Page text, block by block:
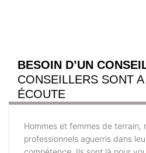
BESOIN D’UN
CONSEILLERS SONT
ÉCOUTE
Hommes et femmes de terrain,
professionnels aguerris dans